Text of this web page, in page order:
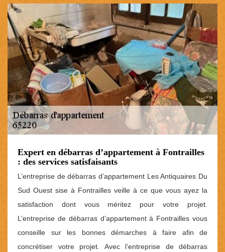
Expert en débarras d’appartement à Fontrailles
: des services satisfaisants
L’entreprise de débarras d’appartement Les Antiquaires Du
Sud Ouest sise à Fontrailles veille à ce que vous ayez la
satisfaction dont vous méritez pour votre projet.
L’entreprise de débarras d’appartement à Fontrailles vous
conseille sur les bonnes démarches à faire afin de
concrétiser votre projet. Avec l’entreprise de débarras